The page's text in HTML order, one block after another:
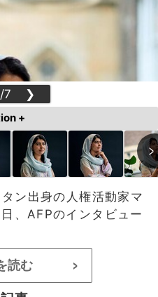
7 ❯
+
ン出身の人権活動家マ
、AFPのインタビュー
読む >